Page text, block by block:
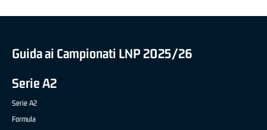
Guida ai Campionati LNP 2025/26
Serie A2
Serie A2
Formula